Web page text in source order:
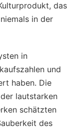
das
in der
in
und
haben. Die
lautstarken
schätzten
des